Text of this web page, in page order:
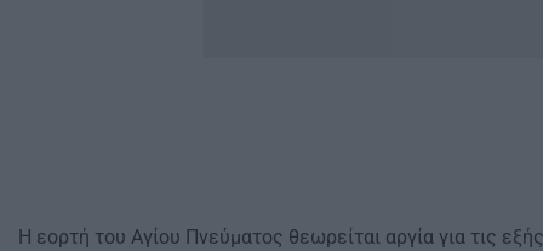
Η εορτή του Αγίου Πνεύματος θεωρείται αργία για τις